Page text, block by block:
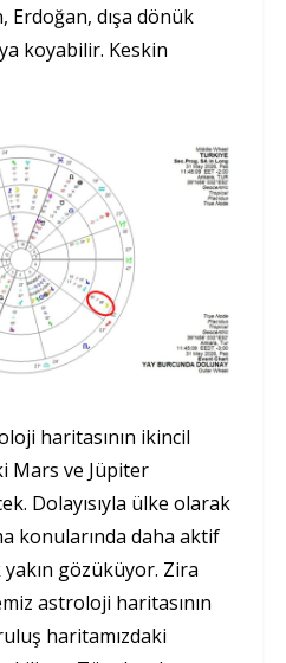
Erdoğan, dışa dönük
koyabilir. Keskin
haritasının ikincil
Mars ve Jüpiter
Dolayısıyla ülke olarak
konularında daha aktif
yakın gözüküyor. Zira
astroloji haritasının
haritamızdaki